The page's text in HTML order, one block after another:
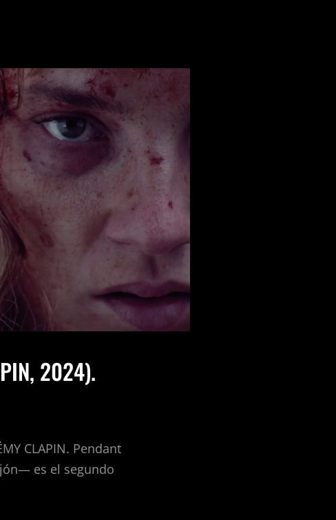
2024).
CLAPIN. Pendant
es el segundo